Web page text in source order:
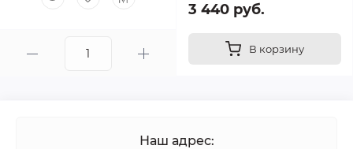
3 440 руб.
В корзину
Наш адрес: